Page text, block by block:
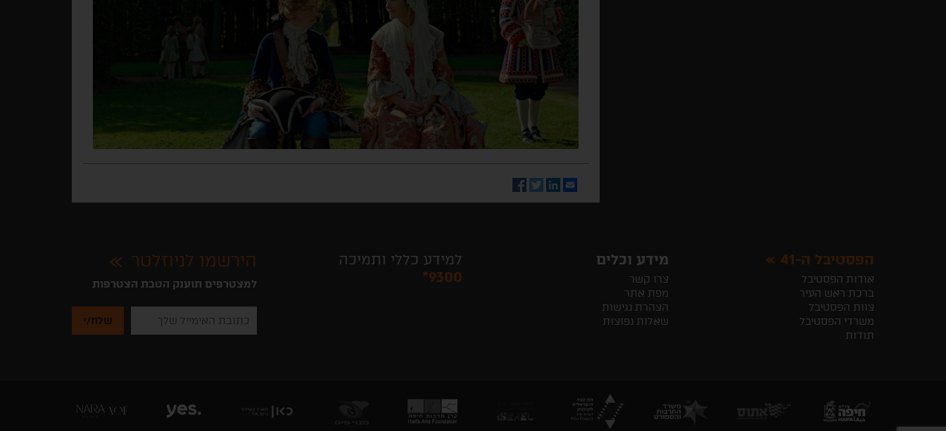
Email
LinkedIn
Twitter
Facebook
הפסטיבל ה-41
אודות הפסטיבל
ברכת ראש העיר
צוות הפסטיבל
משרדי הפסטיבל
תודות
מידע וכלים
צרו קשר
מפת אתר
הצהרת נגישות
שאלות נפוצות
למידע כללי ותמיכה
*9300
הירשמו לניוזלטר
למצטרפים תוענק הטבת הצטרפות
להזין
את
ניוזלטרים